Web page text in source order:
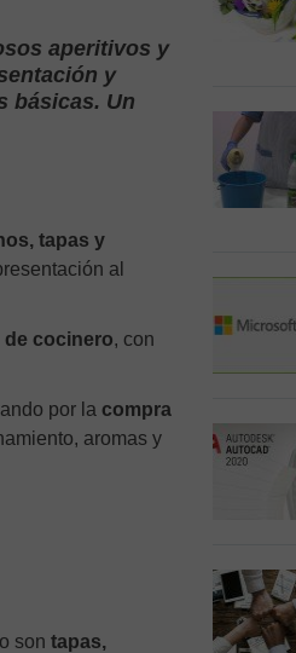
aperitivos y
y
básicas. Un
tapas y
al
cocinero, con
por la compra
aromas y
son tapas,